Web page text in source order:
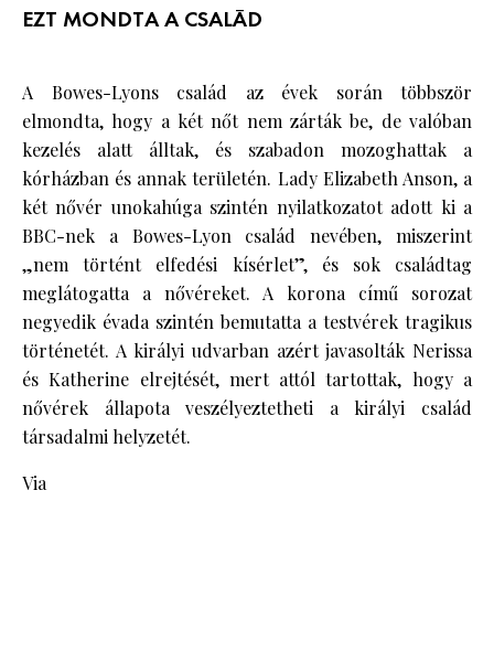
EZT MONDTA A CSALÁD
A Bowes-Lyons család az évek során többször
elmondta, hogy a két nőt nem zárták be, de valóban
kezelés alatt álltak, és szabadon mozoghattak a
kórházban és annak területén. Lady Elizabeth Anson, a
két nővér unokahúga szintén nyilatkozatot adott ki a
BBC-nek a Bowes-Lyon család nevében, miszerint
„nem történt elfedési kísérlet”, és sok családtag
meglátogatta a nővéreket. A korona című sorozat
negyedik évada szintén bemutatta a testvérek tragikus
történetét. A királyi udvarban azért javasolták Nerissa
és Katherine elrejtését, mert attól tartottak, hogy a
nővérek állapota veszélyeztetheti a királyi család
társadalmi helyzetét.
Via